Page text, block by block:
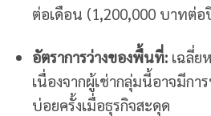
ต่อเดือน (1,200,000 บาทต่อ
อัตราการว่างของพื้นที่:เฉลี่ย
เนื่องจากผู้เช่ากลุ่มนี้อาจมีก
บ่อยครั้งเมื่อธุรกิจสะดุด